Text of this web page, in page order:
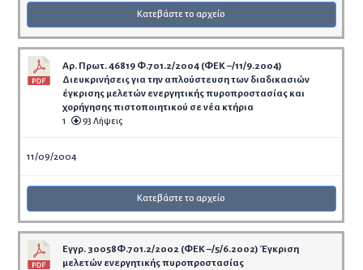
Κατεβάστε το αρχείο
Αρ. Πρωτ. 46819 Φ.701.2/2004 (ΦΕΚ –/11/9.2004)
Διευκρινήσεις για την απλούστευση των διαδικασιών
έγκρισης μελετών ενεργητικής πυροπροστασίας και
χορήγησης πιστοποιητικού σε νέα κτήρια
1 93 Λήψεις
11/09/2004
Κατεβάστε το αρχείο
Εγγρ. 30058Φ.701.2/2002 (ΦΕΚ –/5/6.2002) Έγκριση
μελετών ενεργητικής πυροπροστασίας